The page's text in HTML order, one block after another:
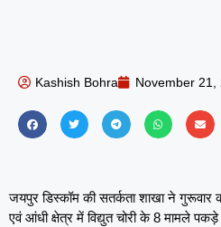
Kashish Bohra November 21,
जयपुर डिस्कॉम की सतर्कता शाखा ने गुरूवार
एवं आंधी क्षेत्र में विद्युत चोरी के 8 मामले